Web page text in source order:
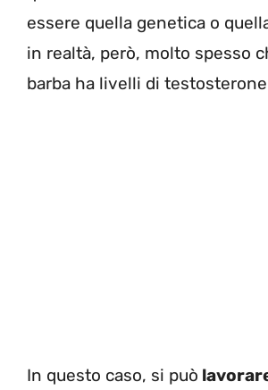
essere quella genetica o
in realtà, però, molto spesso
barba ha livelli di
In questo caso, si può